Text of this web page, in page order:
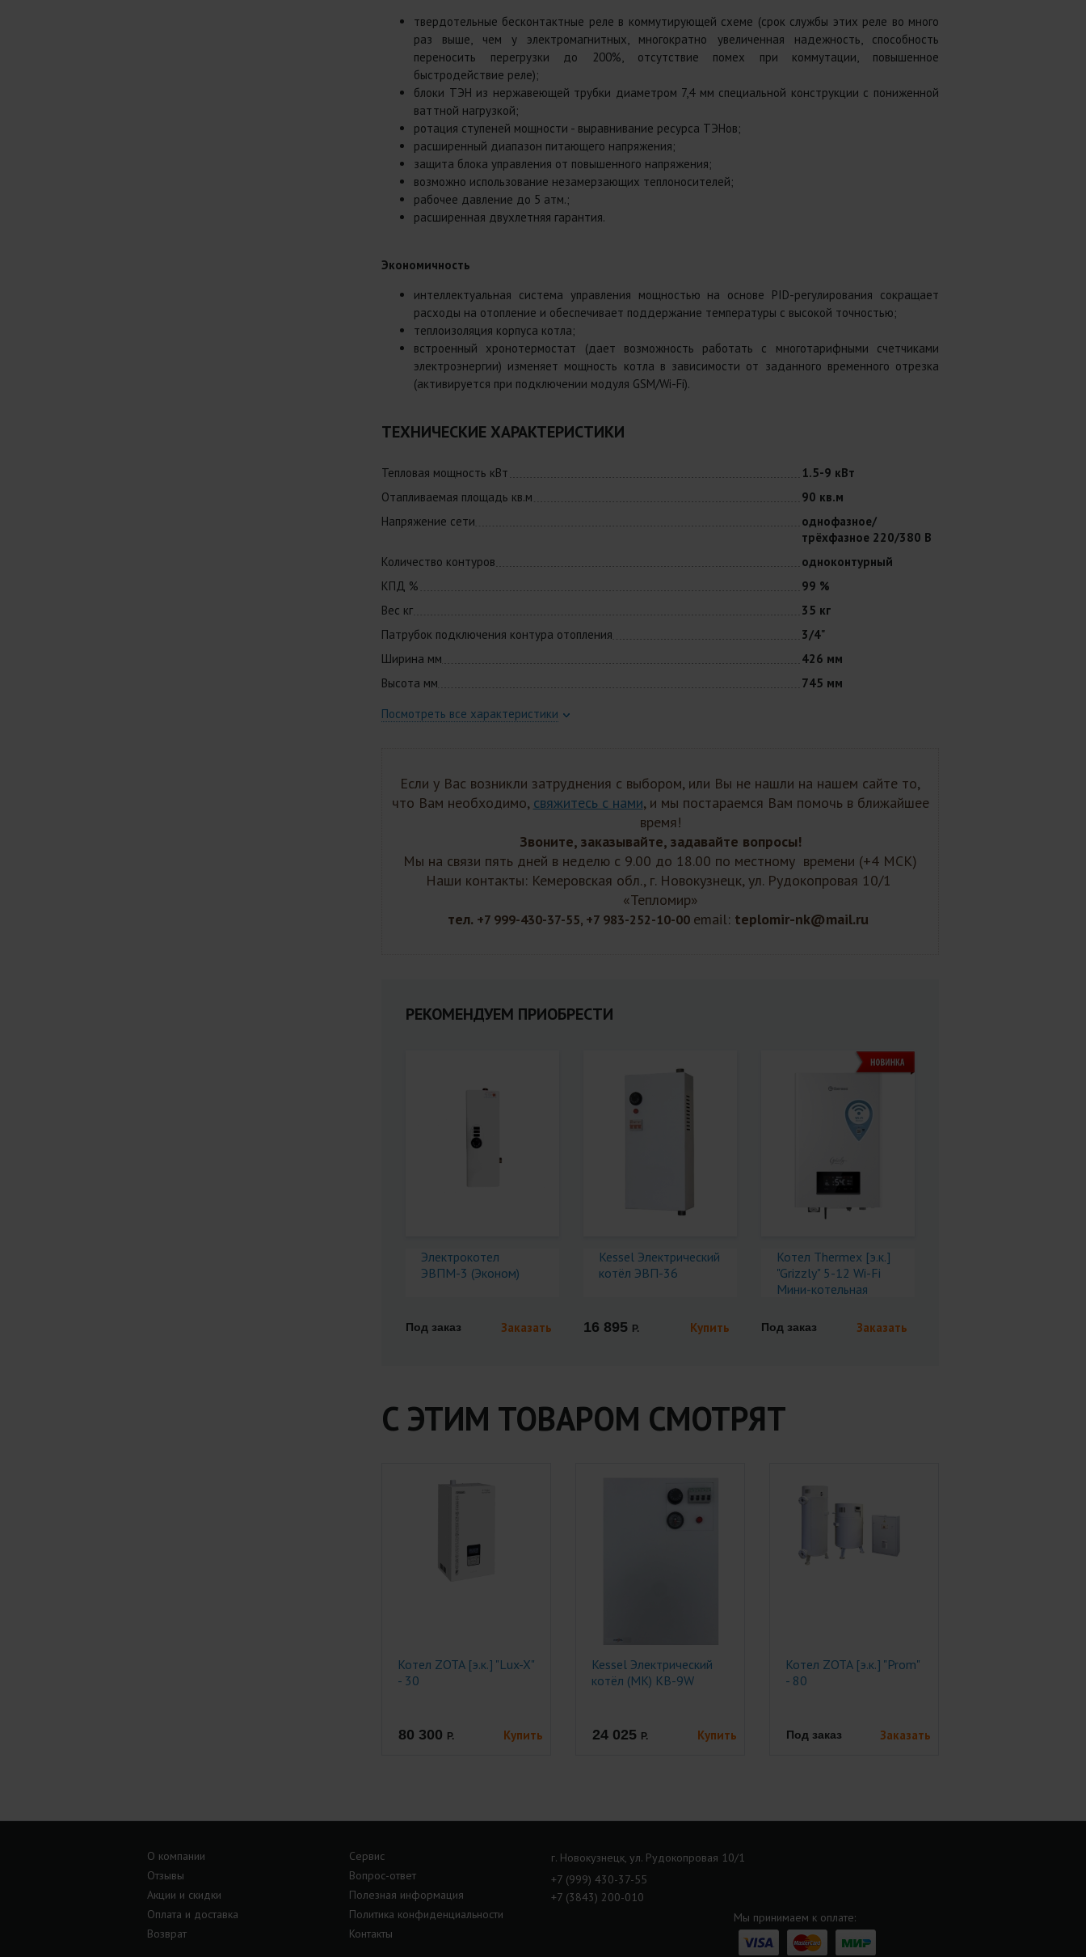
твердотельные бесконтактные реле в коммутирующей схеме (срок службы этих реле во много
раз выше, чем у электромагнитных, многократно увеличенная надежность, способность
переносить перегрузки до 200%, отсутствие помех при коммутации, повышенное
быстродействие реле);
блоки ТЭН из нержавеющей трубки диаметром 7,4 мм специальной конструкции с пониженной
ваттной нагрузкой;
ротация ступеней мощности - выравнивание ресурса ТЭНов;
расширенный диапазон питающего напряжения;
защита блока управления от повышенного напряжения;
возможно использование незамерзающих теплоносителей;
рабочее давление до 5 атм.;
расширенная двухлетняя гарантия.
Экономичность
интеллектуальная система управления мощностью на основе PID-регулирования сокращает
расходы на отопление и обеспечивает поддержание температуры с высокой точностью;
теплоизоляция корпуса котла;
встроенный хронотермостат (дает возможность работать с многотарифными счетчиками
электроэнергии) изменяет мощность котла в зависимости от заданного временного отрезка
(активируется при подключении модуля GSM/Wi-Fi).
ТЕХНИЧЕСКИЕ ХАРАКТЕРИСТИКИ
Тепловая мощность кВт
1.5-9 кВт
Отапливаемая площадь кв.м
90 кв.м
Напряжение сети
однофазное/
трёхфазное 220/380 В
Количество контуров
одноконтурный
КПД %
99 %
Вес кг
35 кг
Патрубок подключения контура отопления
3/4"
Ширина мм
426 мм
Высота мм
745 мм
Посмотреть все характеристики
Если у Вас возникли затруднения с выбором, или Вы не нашли на нашем сайте то,
что Вам необходимо, свяжитесь с нами, и мы постараемся Вам помочь в ближайшее
время!
Звоните, заказывайте, задавайте вопросы!
Мы на связи пять дней в неделю с 9.00 до 18.00 по местному времени (+4 МСК)
Наши контакты: Кемеровская обл., г. Новокузнецк, ул. Рудокопровая 10/1
«Тепломир»
тел. +7 999-430-37-55, +7 983-252-10-00 email: teplomir-nk@mail.ru
РЕКОМЕНДУЕМ ПРИОБРЕСТИ
Электрокотел
ЭВПМ-3 (Эконом)
Под заказ Заказать
Kessel Электрический
котёл ЭВП-36
16 895 Р. Купить
Котел Thermex [э.к.]
"Grizzly" 5-12 Wi-Fi
Мини-котельная
Под заказ Заказать
С ЭТИМ ТОВАРОМ СМОТРЯТ
Котел ZOTA [э.к.] "Lux-X"
- 30
80 300 Р. Купить
Kessel Электрический
котёл (МК) КB-9W
24 025 Р. Купить
Котел ZOTA [э.к.] "Prom"
- 80
Под заказ Заказать
О компании
Сервис
Отзывы
Вопрос-ответ
Акции и скидки
Полезная информация
Оплата и доставка
Политика конфиденциальности
Возврат
Контакты
г. Новокузнецк, ул. Рудокопровая 10/1
+7 (999) 430-37-55
+7 (3843) 200-010
Мы принимаем к оплате: